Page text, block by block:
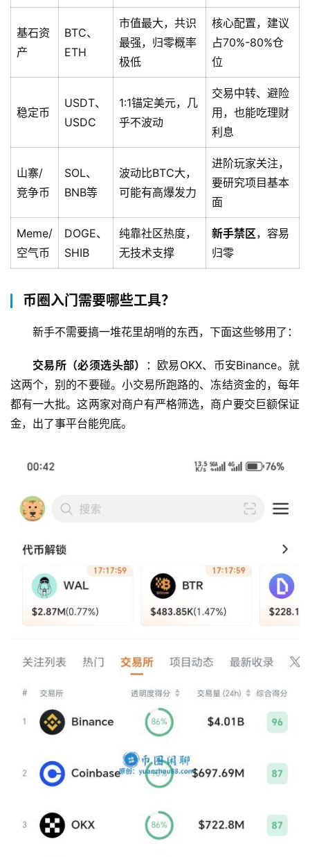
基石资
产
BTC、
ETH
市值最大，共识
最强，归零概率
极低
核心配置，建议
占70%-80%仓
位
稳定币
USDT、
USDC
1:1锚定美元，几
乎不波动
交易中转、避险
用，也能吃理财
利息
山寨/
竞争币
SOL、
BNB等
波动比BTC大，
可能有高爆发力
进阶玩家关注，
要研究项目基本
面
Meme/
空气币
DOGE、
SHIB
纯靠社区热度，
无技术支撑
新手禁区，容易
归零
币圈入门需要哪些工具？
新手不需要搞一堆花里胡哨的东西，下面这些够用了：
交易所（必须选头部）
：欧易OKX、币安Binance。就
这两个，别的不要碰。小交易所跑路的、冻结资金的，每年
都有一大批。这两家对商户有严格筛选，商户要交巨额保证
金，出了事平台能兜底。